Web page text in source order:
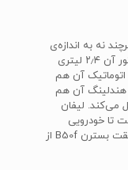
نه به اندازه‌ی
کمری، ولی کم سر و صدا است. با اینکه موتور آن ۲٫۴ لیتری
آن هم
آن هم
می‌کند. لیفان
تا خودرویی
جوان‌پسند با شتاب‌گیری‌های شدید. در حقیقت بسترن B50f از